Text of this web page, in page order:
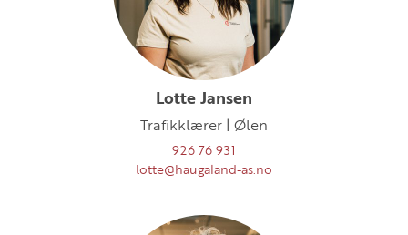
Lotte Jansen
Trafikklærer | Ølen
926 76 931
lotte@haugaland-as.no